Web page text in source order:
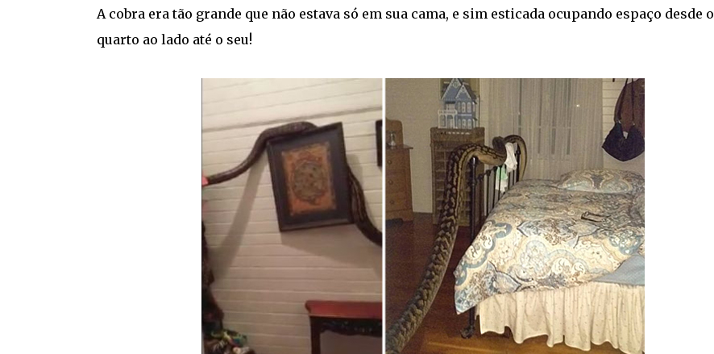
A cobra era tão grande que não estava só em sua cama, e sim esticada ocupando espaço desde o
quarto ao lado até o seu!